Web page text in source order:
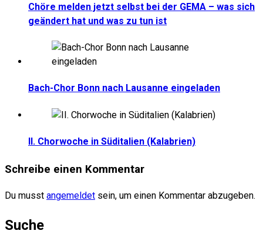
Chöre melden jetzt selbst bei der GEMA – was sich
geändert hat und was zu tun ist
Bach-Chor Bonn nach Lausanne eingeladen
II. Chorwoche in Süditalien (Kalabrien)
Schreibe einen Kommentar
Du musst angemeldet sein, um einen Kommentar abzugeben.
Suche